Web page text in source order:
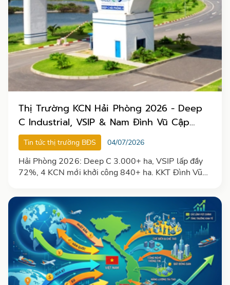
Thị Trường KCN Hải Phòng 2026 - Deep
C Industrial, VSIP & Nam Đình Vũ Cập
Nhật
Tin tức thị trường BĐS 04/07/2026
Hải Phòng 2026: Deep C 3.000+ ha, VSIP lấp đầy
72%, 4 KCN mới khởi công 840+ ha. KKT Đình Vũ